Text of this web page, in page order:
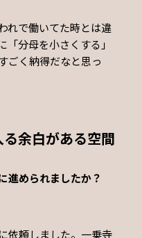
れで働いてた時とは違
「分母を小さくする」
ごく納得だなと思っ
余白がある空間
められましたか？
依頼しました。一乗寺